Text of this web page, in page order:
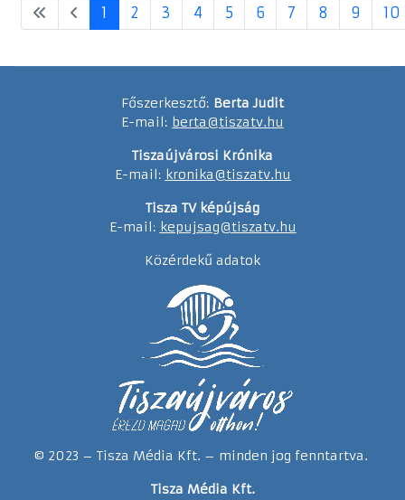
1 2 3 4 5 6 7 8 9 10
Főszerkesztő: Berta Judit
E-mail: berta@tiszatv.hu
Tiszaújvárosi Krónika
E-mail: kronika@tiszatv.hu
Tisza TV képújság
E-mail: kepujsag@tiszatv.hu
Közérdekű adatok
© 2023 – Tisza Média Kft. – minden jog fenntartva.
Tisza Média Kft.